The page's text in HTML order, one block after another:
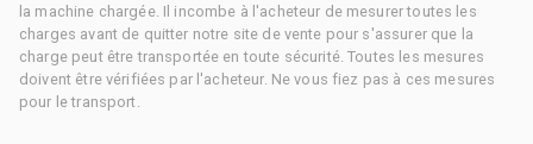
la machine chargée. Il incombe à l'acheteur de mesurer toutes les
charges avant de quitter notre site de vente pour s'assurer que la
charge peut être transportée en toute sécurité. Toutes les mesures
doivent être vérifiées par l'acheteur. Ne vous fiez pas à ces mesures
pour le transport.